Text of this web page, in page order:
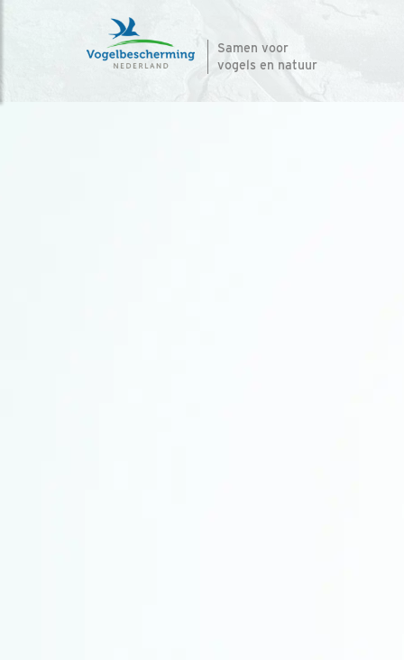
Samen voor
vogels en natuur